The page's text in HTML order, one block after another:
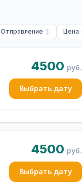
Отправление Цена
4500 руб.
Выбрать дату
4500 руб.
Выбрать дату